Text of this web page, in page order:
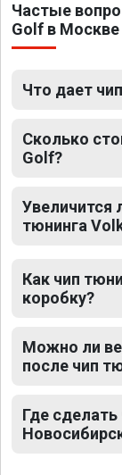
Частые
Golf в Москве
Что дает
Сколько
Golf?
Увеличится
тюнинга
Как чип
коробку?
Можно ли
после чип
Где